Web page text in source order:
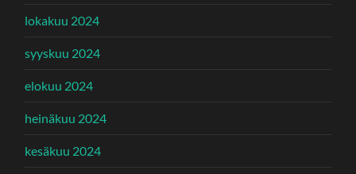
lokakuu 2024
syyskuu 2024
elokuu 2024
heinäkuu 2024
kesäkuu 2024